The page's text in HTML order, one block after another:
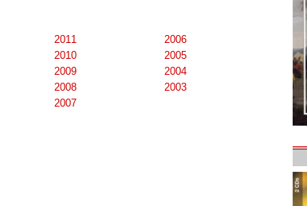
2011
2010
2009
2008
2007
2006
2005
2004
2003